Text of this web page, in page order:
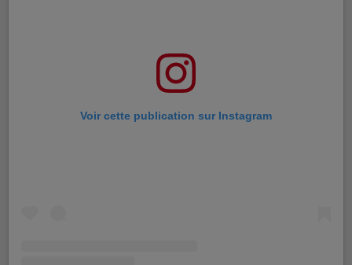
Voir cette publication sur Instagram